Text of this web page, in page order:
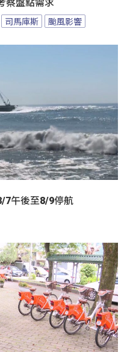
察盤點需求
司馬庫斯 颱風影響
7午後至8/9停航